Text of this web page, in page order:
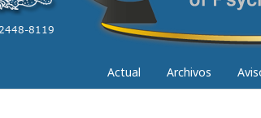
Actual Archivos